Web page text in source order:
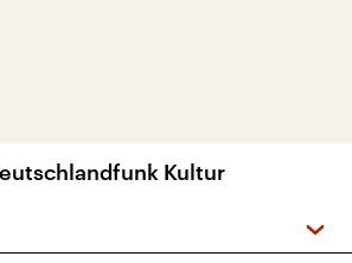
Kultur